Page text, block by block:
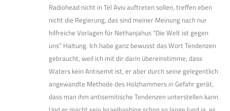
Radiohead nicht in Tel Aviv auftreten sollen, treffen eben
nicht die Regierung, das sind meiner Meinung nach nur
hilfreiche Vorlagen für Nethanjahus “Die Welt ist gegen
uns” Haltung. Ich habe ganz bewusst das Wort Tendenzen
gebraucht, weil ich mit dir darin übereinstimme, dass
Waters kein Antisemit ist, er aber durch seine gelegentlich
angewandte Methode des Holzhammers in Gefahr gerät,
dass man ihm antisemitische Tendenzen unterstellen kann.